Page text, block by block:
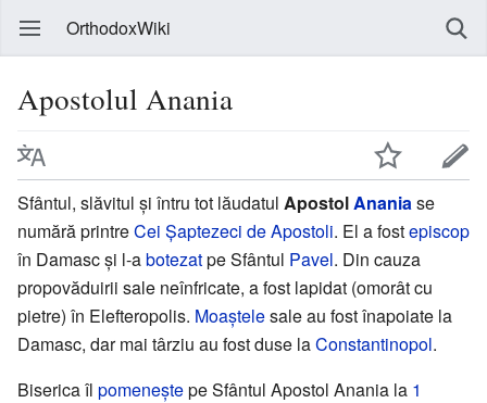
OrthodoxWiki
Apostolul Anania
Sfântul, slăvitul și întru tot lăudatul Apostol Anania se
numără printreCei Șaptezeci de Apostoli. El a fostepiscop
în Damasc și l-abotezatpe Sfântul Pavel. Din cauza
propovăduirii sale neînfricate, a fost lapidat (omorât cu
pietre) în Elefteropolis. Moaștelesale au fost înapoiate la
Damasc, dar mai târziu au fost duse laConstantinopol.
Biserica îl pomeneștepe Sfântul Apostol Anania la 1